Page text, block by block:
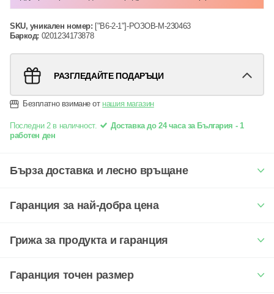
SKU, уникален номер: ["B6-2-1"]-РОЗОВ-M-230463
Баркод: 0201234173878
РАЗГЛЕДАЙТЕ ПОДАРЪЦИ
Безплатно взимане от нашия магазин
Последни 2 в наличност.
Доставка до 24 часа за България - 1
работен ден
Бърза доставка и лесно връщане
Гаранция за най-добра цена
Грижа за продукта и гаранция
Гаранция точен размер